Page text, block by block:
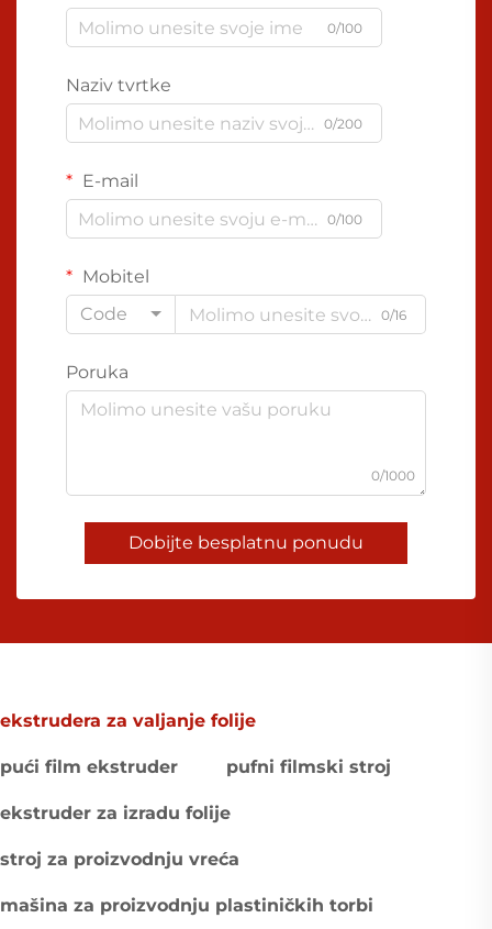
0/100
Naziv tvrtke
0/200
E-mail
0/100
Mobitel
Code
0/16
Poruka
0/1000
Dobijte besplatnu ponudu
ekstrudera za valjanje folije
pući film ekstruder pufni filmski stroj
ekstruder za izradu folije
stroj za proizvodnju vreća
mašina za proizvodnju plastiničkih torbi